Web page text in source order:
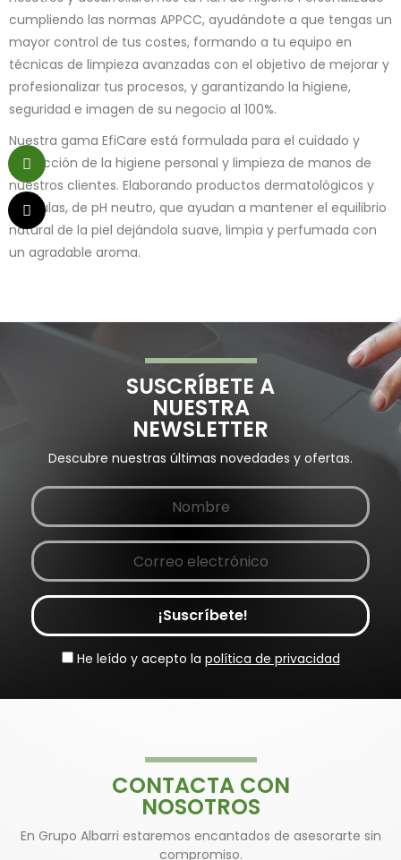
cumpliendo las normas APPCC, ayudándote a que tengas un
mayor control de tus costes, formando a tu equipo en
técnicas de limpieza avanzadas con el objetivo de mejorar y
profesionalizar tus procesos, y garantizando la higiene,
seguridad e imagen de su negocio al 100%.
Nuestra gama EfiCare está formulada para el cuidado y
protección de la higiene personal y limpieza de manos de
nuestros clientes. Elaborando productos dermatológicos y
fórmulas, de pH neutro, que ayudan a mantener el equilibrio
natural de la piel dejándola suave, limpia y perfumada con
un agradable aroma.
SUSCRÍBETE A
NUESTRA
NEWSLETTER
Descubre nuestras últimas novedades y ofertas.
¡Suscríbete!
He leído y acepto la política de privacidad
CONTACTA CON
NOSOTROS
En Grupo Albarri estaremos encantados de asesorarte sin
compromiso.